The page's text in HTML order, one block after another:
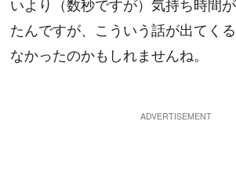
たんですが、こういう話が出てく
なかったのかもしれませんね。